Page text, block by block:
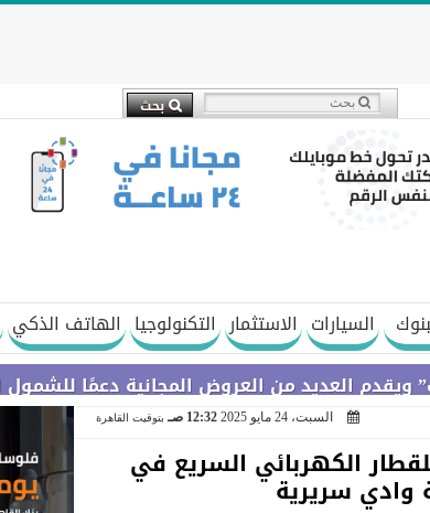
السيارات الاستثمار التكنولوجيا الهاتف الذكي
من العروض المجانية دعمًا للشمول المالي
السبت، 24 مايو 2025 12:32 صـ بتوقيت القاهرة
الكهربائي السريع في
وادي سريرية